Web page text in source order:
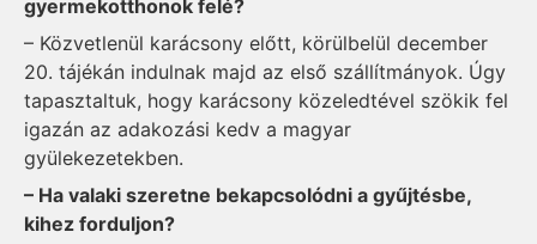
gyermekotthonok felé?
– Közvetlenül karácsony előtt, körülbelül december
20. tájékán indulnak majd az első szállítmányok. Úgy
tapasztaltuk, hogy karácsony közeledtével szökik fel
igazán az adakozási kedv a magyar
gyülekezetekben.
– Ha valaki szeretne bekapcsolódni a gyűjtésbe,
kihez forduljon?